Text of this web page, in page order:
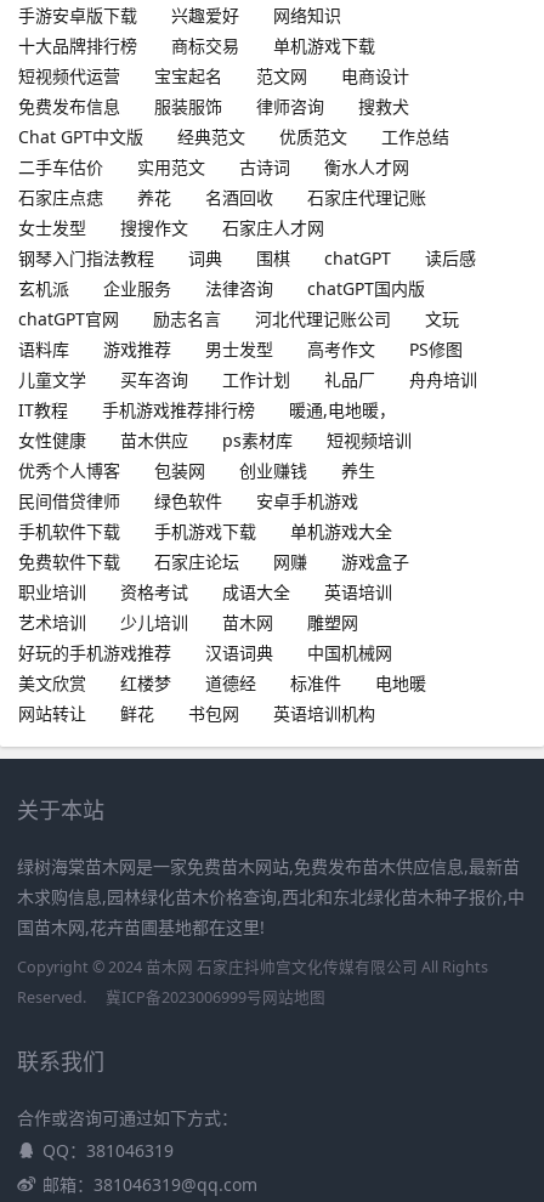
手游安卓版下载
兴趣爱好
网络知识
十大品牌排行榜
商标交易
单机游戏下载
短视频代运营
宝宝起名 范文网
电商设计
免费发布信息
服装服饰 律师咨询
搜救犬
Chat GPT中文版
经典范文 优质范文
工作总结
二手车估价
实用范文 古诗词
衡水人才网
石家庄点痣
养花 名酒回收
石家庄代理记账
女士发型
搜搜作文
石家庄人才网
钢琴入门指法教程
词典 围棋 chatGPT
读后感
玄机派
企业服务 法律咨询
chatGPT国内版
chatGPT官网
励志名言 河北代理记账公司
文玩
语料库
游戏推荐 男士发型 高考作文
PS修图
儿童文学
买车咨询 工作计划 礼品厂
舟舟培训
IT教程
手机游戏推荐排行榜
暖通,电地暖，
女性健康
苗木供应 ps素材库
短视频培训
优秀个人博客
包装网 创业赚钱
养生
民间借贷律师
绿色软件
安卓手机游戏
手机软件下载
手机游戏下载
单机游戏大全
免费软件下载
石家庄论坛 网赚
游戏盒子
职业培训
资格考试 成语大全
英语培训
艺术培训
少儿培训 苗木网
雕塑网
好玩的手机游戏推荐
汉语词典
中国机械网
美文欣赏
红楼梦 道德经 标准件
电地暖
网站转让
鲜花 书包网 英语培训机构
关于本站
绿树海棠苗木网是一家免费苗木网站,免费发布苗木供应信息,最新苗
木求购信息,园林绿化苗木价格查询,西北和东北绿化苗木种子报价,中
国苗木网,花卉苗圃基地都在这里!
Copyright © 2024 苗木网 石家庄抖帅宫文化传媒有限公司 All Rights
Reserved.
冀ICP备2023006999号网站地图
联系我们
合作或咨询可通过如下方式：
QQ：381046319
邮箱：381046319@qq.com